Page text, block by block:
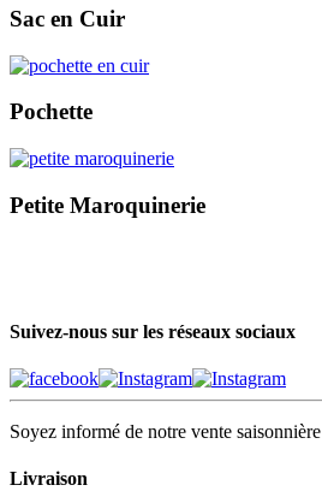
Sac en Cuir
Pochette
Petite Maroquinerie
Suivez-nous sur les réseaux sociaux
Soyez informé de notre vente saisonnière
Livraison